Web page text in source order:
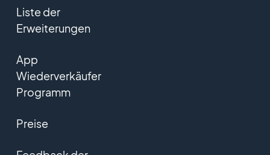
Liste der
Erweiterungen
App
Wiederverkäufer
Programm
Preise